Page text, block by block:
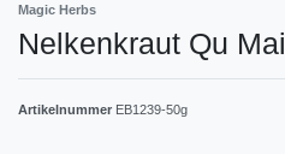
Magic Herbs
Nelkenkraut Qu Mai
Artikelnummer EB1239-50g